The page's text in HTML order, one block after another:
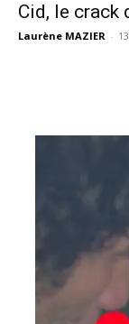
Cid, le crack
Laurène MAZIER -